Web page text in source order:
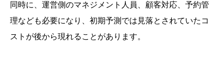
同時に、運営側のマネジメント人員、顧客対応、予約管
理なども必要になり、初期予測では見落とされていたコ
ストが後から現れることがあります。